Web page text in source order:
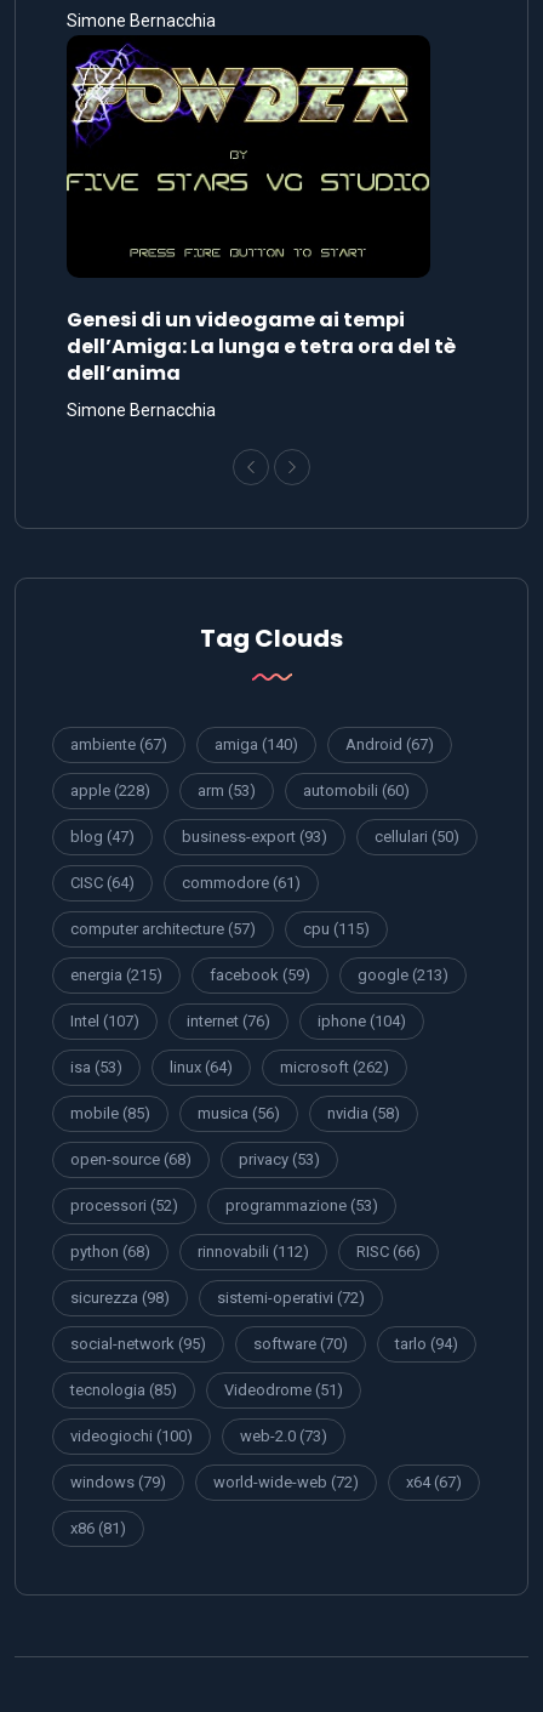
Simone Bernacchia
Genesi di un videogame ai tempi
dell’Amiga: La lunga e tetra ora del tè
dell’anima
Simone Bernacchia
Tag Clouds
ambiente (67) amiga (140) Android (67)
apple (228) arm (53) automobili (60)
blog (47) business-export (93) cellulari (50)
CISC (64) commodore (61)
computer architecture (57) cpu (115)
energia (215) facebook (59) google (213)
Intel (107) internet (76) iphone (104)
isa (53) linux (64) microsoft (262)
mobile (85) musica (56) nvidia (58)
open-source (68) privacy (53)
processori (52) programmazione (53)
python (68) rinnovabili (112) RISC (66)
sicurezza (98) sistemi-operativi (72)
social-network (95) software (70) tarlo (94)
tecnologia (85) Videodrome (51)
videogiochi (100) web-2.0 (73)
windows (79) world-wide-web (72) x64(67)
x86 (81)